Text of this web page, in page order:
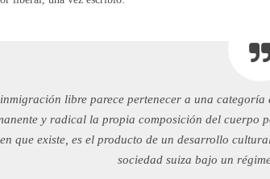
libre parece pertenecer a una categoría
y radical la propia composición del cuerpo
que existe, es el producto de un desarrollo
sociedad suiza bajo un